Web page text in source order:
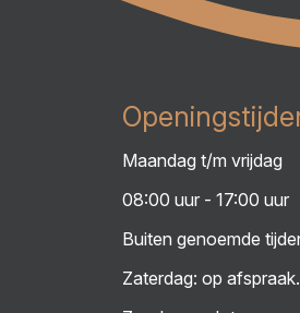
Maandag t/m vrijdag
08:00 uur - 17:00 uur
Buiten genoemde
Zaterdag: op afspraak.